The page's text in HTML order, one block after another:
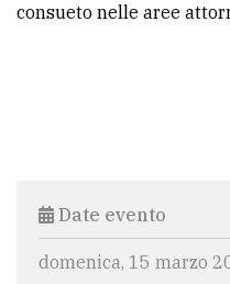
Cerca
LE
ALTRE
TESTATE
consueto nelle aree
Date evento
domenica, 15 marzo